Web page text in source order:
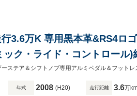
3.6万K 専用黒本革&RS4ロ
ク・ライド・コントロール)
リアナビ/TV/Bカメラ/
年式 2008 (H20) 走行距離 3.6万